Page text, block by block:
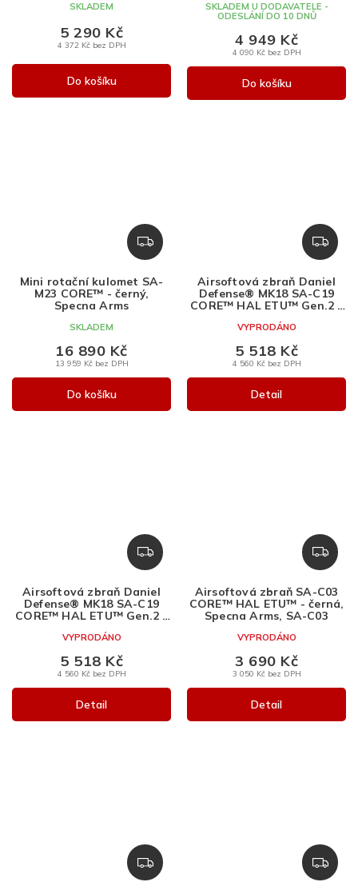
SKLADEM
4 372 Kč bez DPH
5 290 Kč
Do košíku
SKLADEM U DODAVATELE -
ODESLÁNÍ DO 10 DNŮ
4 090 Kč bez DPH
4 949 Kč
Do košíku
Z
D
R
Mini rotační kulomet SA-
M23 CORE™ - černý,
Specna Arms
SKLADEM
13 959 Kč bez DPH
16 890 Kč
Do košíku
Z
D
R
M
Airsoftová zbraň Daniel
Defense® MK18 SA-C19
CORE™ HAL ETU™ Gen.2 -
C19
VYPRODÁNO
4 560 Kč bez DPH
5 518 Kč
Detail
Z
D
R
M
Airsoftová zbraň Daniel
Defense® MK18 SA-C19
CORE™ HAL ETU™ Gen.2 -
Arms, SA-C19
VYPRODÁNO
4 560 Kč bez DPH
5 518 Kč
Detail
Z
D
R
M
Airsoftová zbraň SA-C03
CORE™ HAL ETU™ - černá,
Specna Arms, SA-C03
VYPRODÁNO
3 050 Kč bez DPH
3 690 Kč
Detail
Z
D
Z
D